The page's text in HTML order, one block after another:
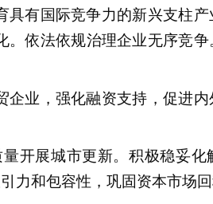
有国际竞争力的新兴支柱
依法依规治理企业无序竞
业，强化融资支持，促进内
开展城市更新。积极稳妥化
力和包容性，巩固资本市场回